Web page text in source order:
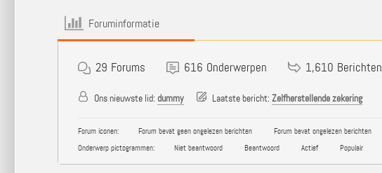
Foruminformatie
29 Forums 616 Onderwerpen 1,610 Berichten
Ons nieuwste lid: dummy Laatste bericht: Zelfherstellende zekering
Forum iconen: Forum bevat geen ongelezen berichten
Forum bevat ongelezen berichten
Onderwerp pictogrammen:
Niet beantwoord Beantwoord Actief Populair